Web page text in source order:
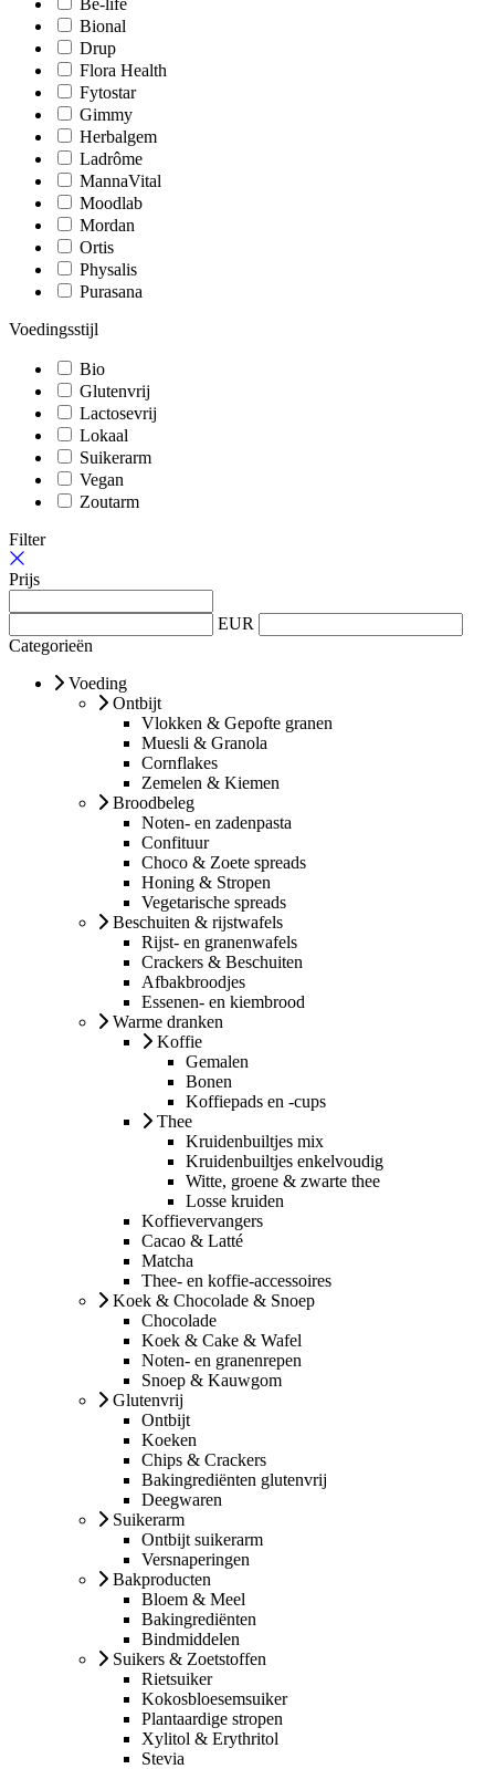
Bional
Drup
Flora Health
Fytostar
Gimmy
Herbalgem
Ladrôme
MannaVital
Moodlab
Mordan
Ortis
Physalis
Purasana
Voedingsstijl
Bio
Glutenvrij
Lactosevrij
Lokaal
Suikerarm
Vegan
Zoutarm
Filter
Prijs
EUR
Categorieën
Voeding
Ontbijt
Vlokken & Gepofte granen
Muesli & Granola
Cornflakes
Zemelen & Kiemen
Broodbeleg
Noten- en zadenpasta
Confituur
Choco & Zoete spreads
Honing & Stropen
Vegetarische spreads
Beschuiten & rijstwafels
Rijst- en granenwafels
Crackers & Beschuiten
Afbakbroodjes
Essenen- en kiembrood
Warme dranken
Koffie
Gemalen
Bonen
Koffiepads en -cups
Thee
Kruidenbuiltjes mix
Kruidenbuiltjes enkelvoudig
Witte, groene & zwarte thee
Losse kruiden
Koffievervangers
Cacao & Latté
Matcha
Thee- en koffie-accessoires
Koek & Chocolade & Snoep
Chocolade
Koek & Cake & Wafel
Noten- en granenrepen
Snoep & Kauwgom
Glutenvrij
Ontbijt
Koeken
Chips & Crackers
Bakingrediënten glutenvrij
Deegwaren
Suikerarm
Ontbijt suikerarm
Versnaperingen
Bakproducten
Bloem & Meel
Bakingrediënten
Bindmiddelen
Suikers & Zoetstoffen
Rietsuiker
Kokosbloesemsuiker
Plantaardige stropen
Xylitol & Erythritol
Stevia